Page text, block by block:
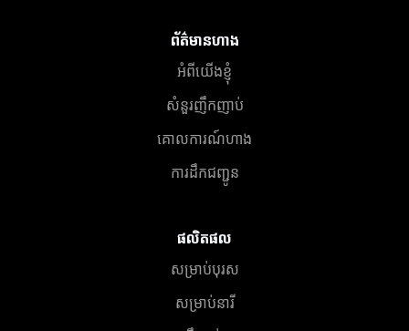
ព័ត៌មានហាង
អំពីយើងខ្ញុំ
សំនួរញឹកញាប់
គោលការណ៍ហាង
ការដឹកជញ្ជូន
ផលិតផល
សម្រាប់បុរស
សម្រាប់នារី